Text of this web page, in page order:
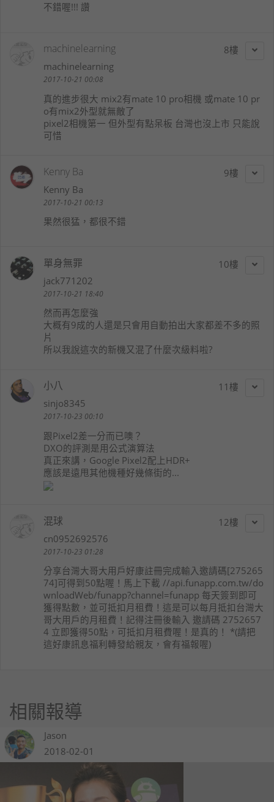
不錯喔!!! 讚
8
machinelearning
machinelearning
2017-10-21 00:08
真的進步很大 mix2有mate 10 pro相機 或mate 10 pr
o有mix2外型就無敵了
pixel2相機第一 但外型有點呆板 台灣也沒上市 只能說
可惜
9
Kenny Ba
Kenny Ba
2017-10-21 00:13
果然很猛，都很不錯
10
單身無罪
jack771202
2017-10-21 18:40
然而再怎麼強
大概有9成的人還是只會用自動拍出大家都差不多的照
片
所以我說這次的新機又混了什麼次級料啦?
11
小八
sinjo8345
2017-10-23 00:10
跟Pixel2差一分而已噢？
DXO的評測是用公式演算法
真正來講，Google Pixel2配上HDR+
應該是遠甩其他機種好幾條街的...
12
混球
cn0952692576
2017-10-23 01:28
分享台灣大哥大用戶好康註冊完成輸入邀請碼[275265
74]可得到50點喔！馬上下載 //api.funapp.com.tw/do
wnloadWeb/funapp?channel=funapp 每天簽到即可
獲得點數，並可抵扣月租費！這是可以每月抵扣台灣大
哥大用戶的月租費！記得注冊後輸入 邀請碼 2752657
4 立即獲得50點，可抵扣月租費喔！是真的！ *(請把
這好康訊息福利轉發給親友，會有福報喔)
相關報導
Jason
2018-02-01